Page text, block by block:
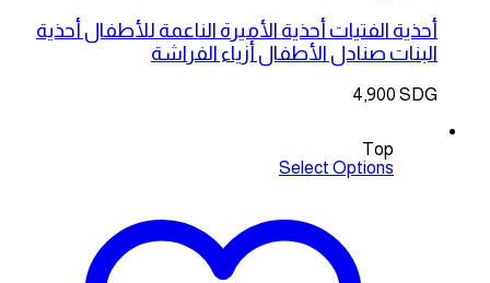
أحذية الفتيات أحذية الأميرة الناعمة للأطفال أحذية
البنات صنادل الأطفال أزياء الفراشة
4,900 SDG
Top
Select Options